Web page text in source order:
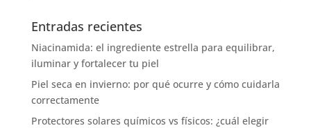
Entradas recientes
Niacinamida: el ingrediente estrella para equilibrar,
iluminar y fortalecer tu piel
Piel seca en invierno: por qué ocurre y cómo cuidarla
correctamente
Protectores solares químicos vs físicos: ¿cuál elegir